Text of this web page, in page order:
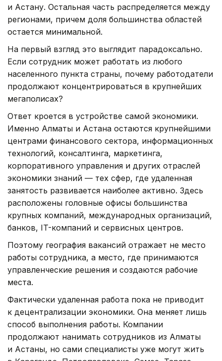
и Астану. Остальная часть распределяется между
регионами, причем доля большинства областей
остается минимальной.
На первый взгляд это выглядит парадоксально.
Если сотрудник может работать из любого
населенного пункта страны, почему работодатели
продолжают концентрироваться в крупнейших
мегаполисах?
Ответ кроется в устройстве самой экономики.
Именно Алматы и Астана остаются крупнейшими
центрами финансового сектора, информационных
технологий, консалтинга, маркетинга,
корпоративного управления и других отраслей
экономики знаний — тех сфер, где удаленная
занятость развивается наиболее активно. Здесь
расположены головные офисы большинства
крупных компаний, международных организаций,
банков, IT-компаний и сервисных центров.
Поэтому география вакансий отражает не место
работы сотрудника, а место, где принимаются
управленческие решения и создаются рабочие
места.
Фактически удаленная работа пока не приводит
к децентрализации экономики. Она меняет лишь
способ выполнения работы. Компании
продолжают нанимать сотрудников из Алматы
и Астаны, но сами специалисты уже могут жить